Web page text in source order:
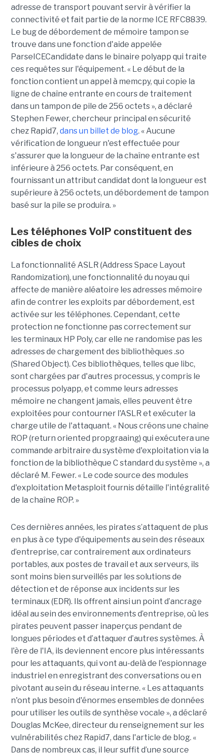
adresse de transport pouvant servir à vérifier la
connectivité et fait partie de la norme ICE RFC8839.
Le bug de débordement de mémoire tampon se
trouve dans une fonction d'aide appelée
ParseICECandidate dans le binaire polyapp qui traite
ces requêtes sur l'équipement. « Le début de la
fonction contient un appel à memcpy, qui copie la
ligne de chaîne entrante en cours de traitement
dans un tampon de pile de 256 octets », a déclaré
Stephen Fewer, chercheur principal en sécurité
chez Rapid7, dans un billet de blog. « Aucune
vérification de longueur n'est effectuée pour
s'assurer que la longueur de la chaîne entrante est
inférieure à 256 octets. Par conséquent, en
fournissant un attribut candidat dont la longueur est
supérieure à 256 octets, un débordement de tampon
basé sur la pile se produira. »
Les téléphones VoIP constituent des
cibles de choix
La fonctionnalité ASLR (Address Space Layout
Randomization), une fonctionnalité du noyau qui
affecte de manière aléatoire les adresses mémoire
afin de contrer les exploits par débordement, est
activée sur les téléphones. Cependant, cette
protection ne fonctionne pas correctement sur
les terminaux HP Poly, car elle ne randomise pas les
adresses de chargement des bibliothèques .so
(Shared Object). Ces bibliothèques, telles que libc,
sont chargées par d'autres processus, y compris le
processus polyapp, et comme leurs adresses
mémoire ne changent jamais, elles peuvent être
exploitées pour contourner l'ASLR et exécuter la
charge utile de l'attaquant. « Nous créons une chaîne
ROP (return oriented propgraaing) qui exécutera une
commande arbitraire du système d'exploitation via la
fonction de la bibliothèque C standard du système », a
déclaré M. Fewer. « Le code source des modules
d'exploitation Metasploit fournis détaille l'intégralité
de la chaîne ROP. »
Ces dernières années, les pirates s’attaquent de plus
en plus à ce type d'équipements au sein des réseaux
d’entreprise, car contrairement aux ordinateurs
portables, aux postes de travail et aux serveurs, ils
sont moins bien surveillés par les solutions de
détection et de réponse aux incidents sur les
terminaux (EDR). Ils offrent ainsi un point d’ancrage
idéal au sein des environnements d’entreprise, où les
pirates peuvent passer inaperçus pendant de
longues périodes et d’attaquer d’autres systèmes. À
l'ère de l'IA, ils deviennent encore plus intéressants
pour les attaquants, qui vont au-delà de l'espionnage
industriel en enregistrant des conversations ou en
pivotant au sein du réseau interne. « Les attaquants
n'ont plus besoin d'énormes ensembles de données
pour utiliser les outils de synthèse vocale », a déclaré
Douglas McKee, directeur du renseignement sur les
vulnérabilités chez Rapid7, dans l'article de blog. «
Dans de nombreux cas, il leur suffit d’une source